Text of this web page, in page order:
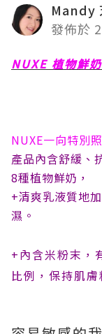
Mandy
發佈於
NUXE 植物鮮
NUXE一向特別
產品內含舒緩、
8種植物鮮奶，
+清爽乳液質地
濕。
+內含米粉末，
比例，保持肌膚